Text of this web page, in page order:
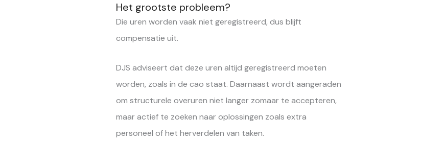
Het grootste probleem?
Die uren worden vaak niet geregistreerd, dus blijft
compensatie uit.
DJS adviseert dat deze uren altijd geregistreerd moeten
worden, zoals in de cao staat. Daarnaast wordt aangeraden
om structurele overuren niet langer zomaar te accepteren,
maar actief te zoeken naar oplossingen zoals extra
personeel of het herverdelen van taken.